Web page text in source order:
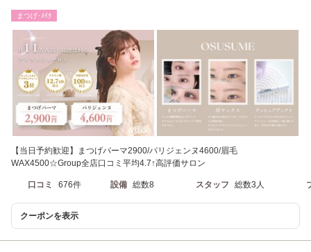
まつげ･ﾒｲｸ
【当日予約歓迎】まつげパーマ2900/パリジェンヌ4600/眉毛
WAX4500☆Group全店口コミ平均4.7↑高評価サロン
口コミ 676件 設備 総数8 スタッフ 総数3人
クーポンを表示